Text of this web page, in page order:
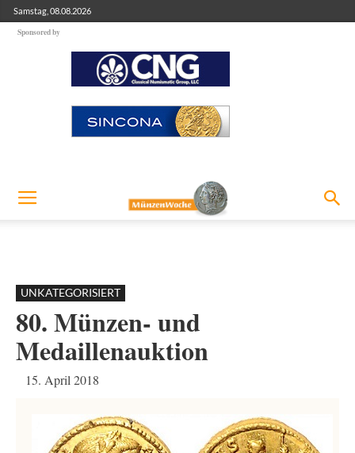
Samstag, 08.08.2026
Sponsored by
UNKATEGORISIERT
80. Münzen- und
Medaillenauktion
15. April 2018